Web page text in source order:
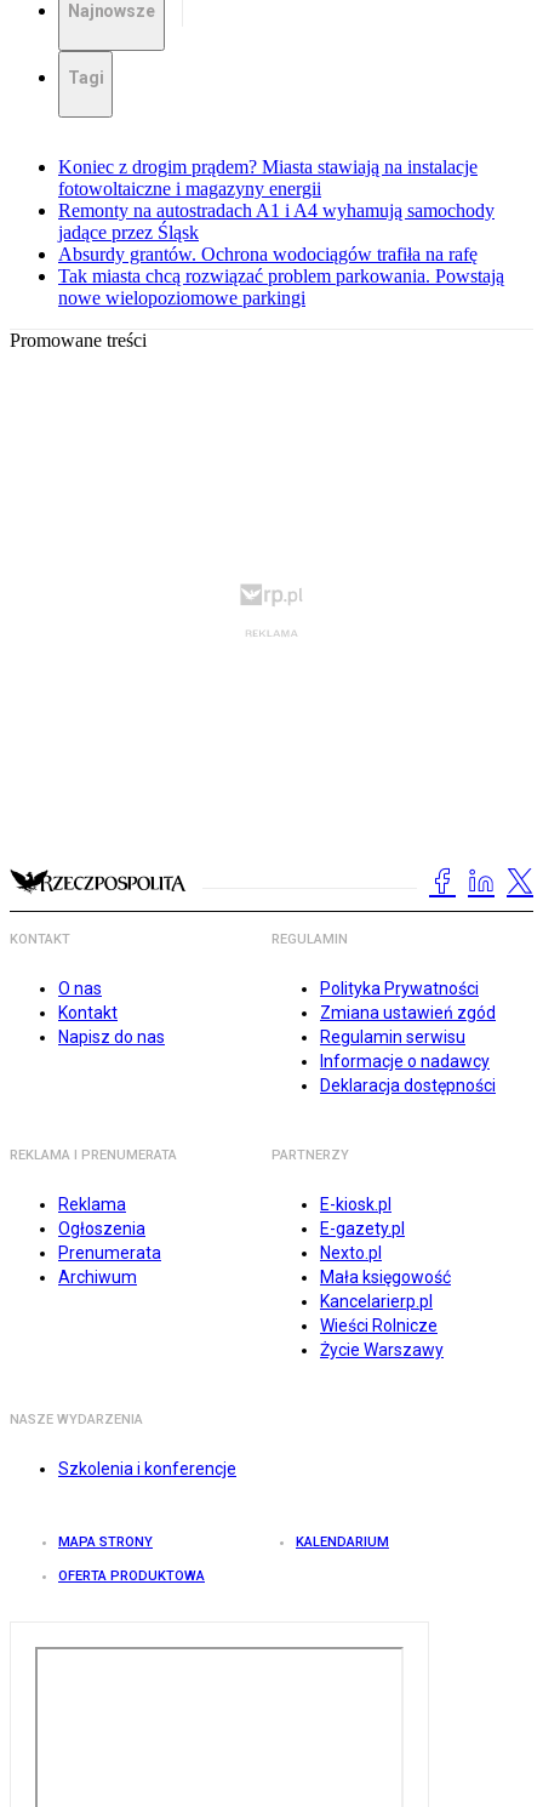
Najnowsze
Tagi
Koniec z drogim prądem? Miasta stawiają na instalacje
fotowoltaiczne i magazyny energii
Remonty na autostradach A1 i A4 wyhamują samochody
jadące przez Śląsk
Absurdy grantów. Ochrona wodociągów trafiła na rafę
Tak miasta chcą rozwiązać problem parkowania. Powstają
nowe wielopoziomowe parkingi
Promowane treści
KONTAKT
O nas
Kontakt
Napisz do nas
REGULAMIN
Polityka Prywatności
Zmiana ustawień zgód
Regulamin serwisu
Informacje o nadawcy
Deklaracja dostępności
REKLAMA I PRENUMERATA
Reklama
Ogłoszenia
Prenumerata
Archiwum
PARTNERZY
E-kiosk.pl
E-gazety.pl
Nexto.pl
Mała księgowość
Kancelarierp.pl
Wieści Rolnicze
Życie Warszawy
NASZE WYDARZENIA
Szkolenia i konferencje
MAPA STRONY KALENDARIUM
OFERTA PRODUKTOWA